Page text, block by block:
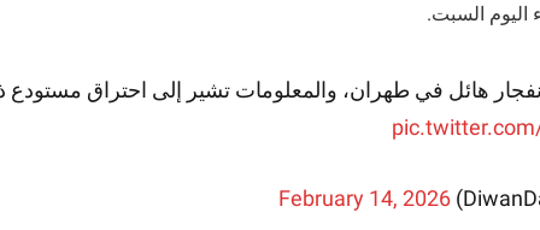
اليوم السبت.
هائل في طهران، والمعلومات تشير إلى احتراق مستودع
February 14, 2026